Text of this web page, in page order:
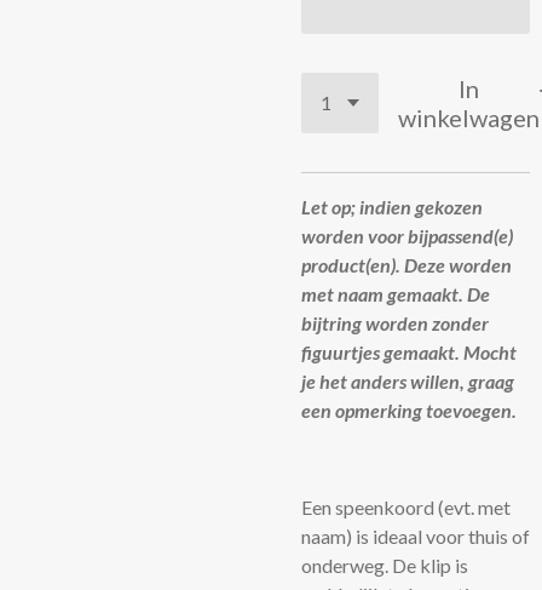
In
winkelwagen
Let op; indien gekozen
worden voor bijpassend(e)
product(en). Deze worden
met naam gemaakt. De
bijtring worden zonder
figuurtjes gemaakt. Mocht
je het anders willen, graag
een opmerking toevoegen.
Een speenkoord (evt. met
naam) is ideaal voor thuis of
onderweg. De klip is